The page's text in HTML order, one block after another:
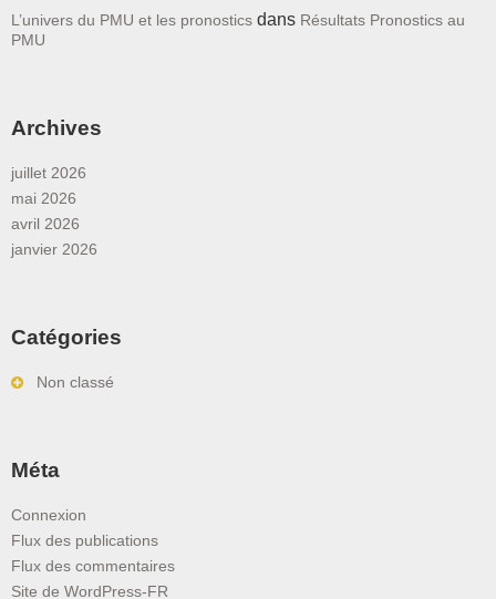
L’univers du PMU et les pronostics dans Résultats Pronostics au
PMU
Archives
juillet 2026
mai 2026
avril 2026
janvier 2026
Catégories
Non classé
Méta
Connexion
Flux des publications
Flux des commentaires
Site de WordPress-FR